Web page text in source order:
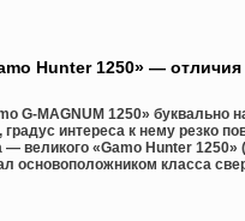
Hunter 1250» —
G-MAGNUM 1250» буквально
интереса к нему резко
великого «Gamo Hunter 1250»
основоположником класса